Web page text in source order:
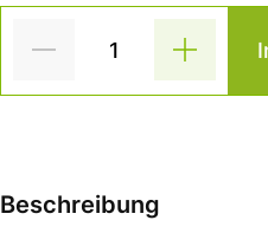
Beschreibung